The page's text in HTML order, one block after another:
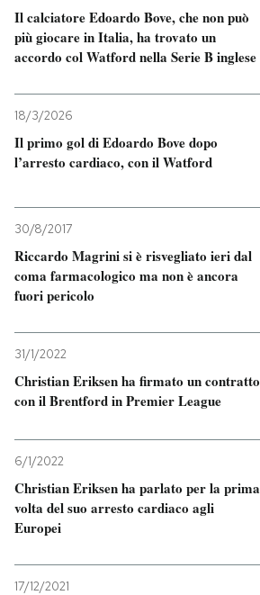
AREA PERSONALE
Entra
Il calciatore Edoardo Bove, che non può
più giocare in Italia, ha trovato un
accordo col Watford nella Serie B inglese
18/3/2026
Il primo gol di Edoardo Bove dopo
l’arresto cardiaco, con il Watford
30/8/2017
Riccardo Magrini si è risvegliato ieri dal
coma farmacologico ma non è ancora
fuori pericolo
31/1/2022
Christian Eriksen ha firmato un contratto
con il Brentford in Premier League
6/1/2022
Christian Eriksen ha parlato per la prima
volta del suo arresto cardiaco agli
Europei
17/12/2021